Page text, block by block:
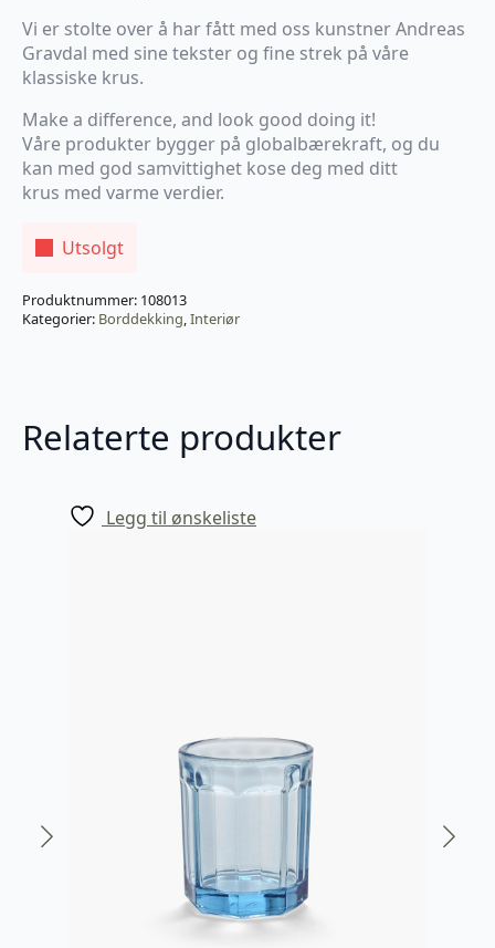
Vi er stolte over å har fått med oss kunstner Andreas
Gravdal med sine tekster og fine strek på våre
klassiske krus.
Make a difference, and look good doing it!
Våre produkter bygger på globalbærekraft, og du
kan med god samvittighet kose deg med ditt
krus med varme verdier.
Utsolgt
Produktnummer: 108013
Kategorier: Borddekking,Interiør
Relaterte produkter
Legg til ønskeliste